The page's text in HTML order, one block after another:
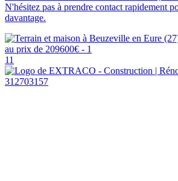
N'hésitez pas à prendre contact rapidement
davantage.
11